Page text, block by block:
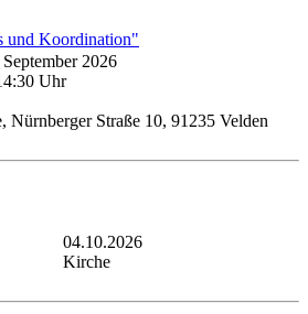
und Koordination"
Uhr
Nürnberger Straße 10, 91235 Velden
04.10.2026
Kirche